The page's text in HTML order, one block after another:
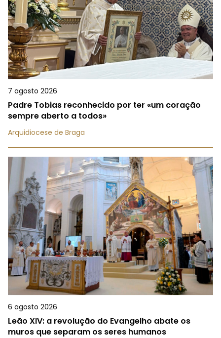
7 agosto 2026
Padre Tobias reconhecido por ter «um coração
sempre aberto a todos»
Arquidiocese de Braga
6 agosto 2026
Leão XIV: a revolução do Evangelho abate os
muros que separam os seres humanos